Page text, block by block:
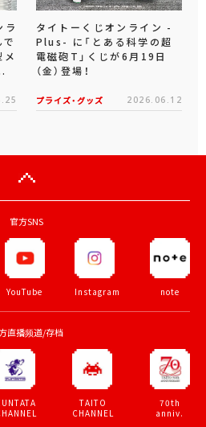
ラ
メ
タイトーくじオンライン -
Plus- に「とある科学の超
電磁砲T」くじが6月19日
（金）登場！
プライズ・グッズ 2026.06.12
官方SNS
YouTube Instagram note
直播频道/存档
TAITO
CHANNEL
70th
anniv.